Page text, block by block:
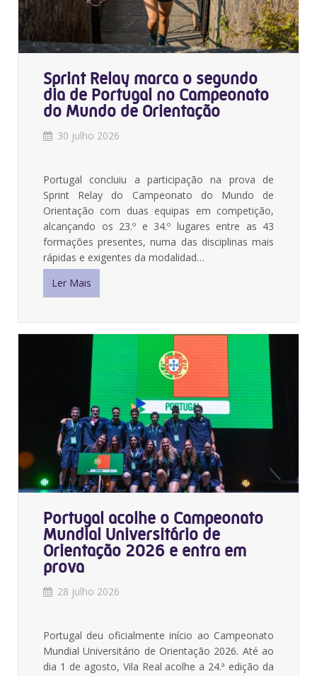
Sprint Relay marca o segundo
dia de Portugal no Campeonato
do Mundo de Orientação
30 julho 2026
Portugal concluiu a participação na prova de
Sprint Relay do Campeonato do Mundo de
Orientação com duas equipas em competição,
alcançando os 23.º e 34.º lugares entre as 43
formações presentes, numa das disciplinas mais
rápidas e exigentes da modalidad…
Ler Mais
Portugal acolhe o Campeonato
Mundial Universitário de
Orientação 2026 e entra em
prova
28 julho 2026
Portugal deu oficialmente início ao Campeonato
Mundial Universitário de Orientação 2026. Até ao
dia 1 de agosto, Vila Real acolhe a 24.ª edição da